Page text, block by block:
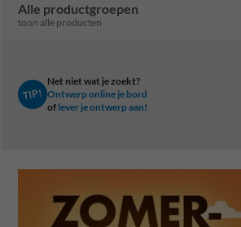
Alle productgroepen
toon alle producten
TIP!
Net niet wat je zoekt?
Ontwerp online je bord
of lever je ontwerp aan!